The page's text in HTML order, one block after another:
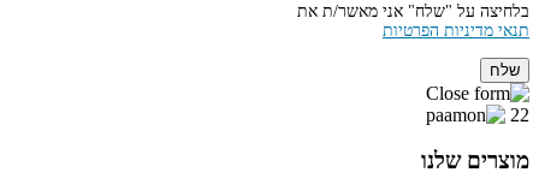
בלחיצה על "שלח" אני מאשר/ת את
תנאי מדיניות הפרטיות
שלח
22
מוצרים שלנו